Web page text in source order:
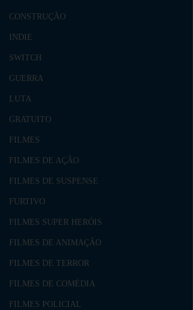
CONSTRUÇÃO
INDIE
SWITCH
GUERRA
LUTA
GRATUITO
FILMES
FILMES DE AÇÃO
FILMES DE SUSPENSE
FURTIVO
FILMES SUPER HERÓIS
FILMES DE ANIMAÇÃO
FILMES DE TERROR
FILMES DE COMÉDIA
FILMES POLICIAL